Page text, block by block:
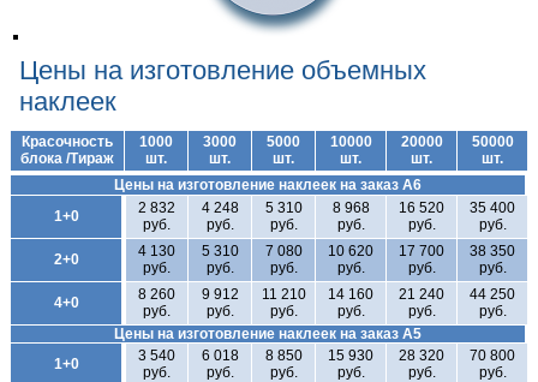
Контакты
Спецпредложения
Новости
Цены на изготовление объемных
наклеек
Красочность
блока /Тираж
1000
шт.
3000
шт.
5000
шт.
10000
шт.
20000
шт.
50000
шт.
Цены на изготовление наклеек на заказ А6
1+0
2 832
руб.
4 248
руб.
5 310
руб.
8 968
руб.
16 520
руб.
35 400
руб.
2+0
4 130
руб.
5 310
руб.
7 080
руб.
10 620
руб.
17 700
руб.
38 350
руб.
4+0
8 260
руб.
9 912
руб.
11 210
руб.
14 160
руб.
21 240
руб.
44 250
руб.
Цены на изготовление наклеек на заказ А5
1+0
3 540
руб.
6 018
руб.
8 850
руб.
15 930
руб.
28 320
руб.
70 800
руб.